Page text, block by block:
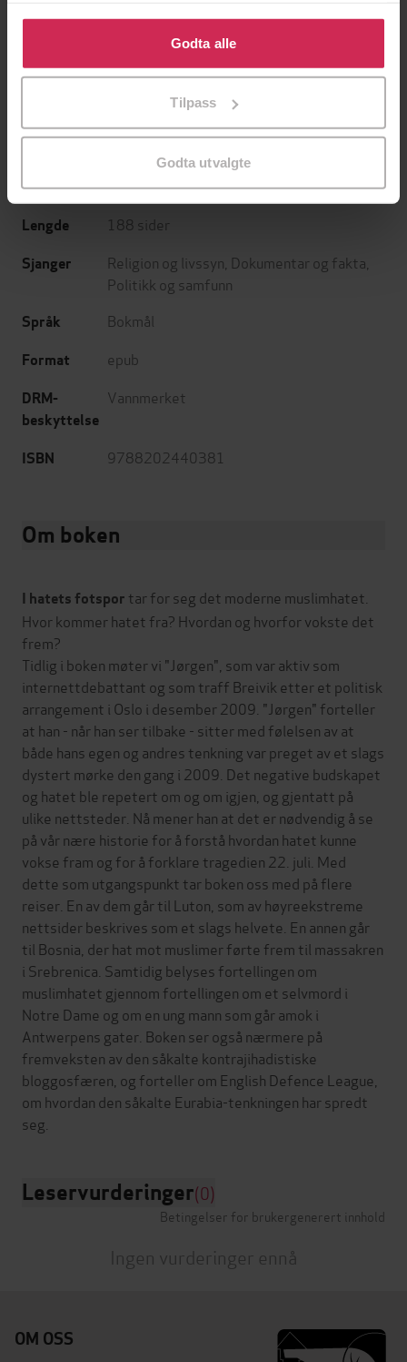
Klikk på «Godta alle» for å gi oss ditt samtykke til å
bruke cookies for alle disse formålene. Du kan også
tilpasse ditt samtykke til spesifikke formål ved å klikke
Godta alle
Tilpass
Godta utvalgte
Øyvind Strømmen (forfatter)
Utgitt 28.02.2014
Lengde 188 sider
Sjanger Religion og livssyn Dokumentar og fakta
Politikk og samfunn
Språk Bokmål
Format epub
DRM-
beskyttelse
Vannmerket
ISBN 9788202440381
Om boken
I hatets fotspor tar for seg det moderne muslimhatet.
Hvor kommer hatet fra? Hvordan og hvorfor vokste det
frem?
Tidlig i boken møter vi "Jørgen", som var aktiv som
internettdebattant og som traff Breivik etter et politisk
arrangement i Oslo i desember 2009. "Jørgen" forteller
at han - når han ser tilbake - sitter med følelsen av at
både hans egen og andres tenkning var preget av et slags
dystert mørke den gang i 2009. Det negative budskapet
og hatet ble repetert om og om igjen, og gjentatt på
ulike nettsteder. Nå mener han at det er nødvendig å se
på vår nære historie for å forstå hvordan hatet kunne
vokse fram og for å forklare tragedien 22. juli. Med
dette som utgangspunkt tar boken oss med på flere
reiser. En av dem går til Luton, som av høyreekstreme
nettsider beskrives som et slags helvete. En annen går
til Bosnia, der hat mot muslimer førte frem til massakren
i Srebrenica. Samtidig belyses fortellingen om
muslimhatet gjennom fortellingen om et selvmord i
Notre Dame og om en ung mann som går amok i
Antwerpens gater. Boken ser også nærmere på
fremveksten av den såkalte kontrajihadistiske
bloggosfæren, og forteller om English Defence League,
om hvordan den såkalte Eurabia-tenkningen har spredt
Leservurderinger(0)
Betingelser for brukergenerert innhold
Ingen vurderinger ennå
OM OSS